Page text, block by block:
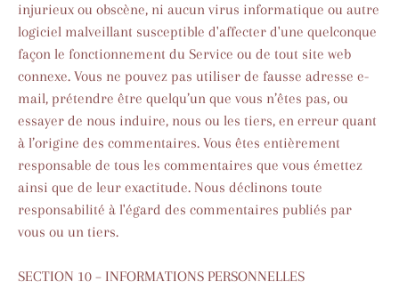
injurieux ou obscène, ni aucun virus informatique ou autre
logiciel malveillant susceptible d'affecter d'une quelconque
façon le fonctionnement du Service ou de tout site web
connexe. Vous ne pouvez pas utiliser de fausse adresse e-
mail, prétendre être quelqu’un que vous n’êtes pas, ou
essayer de nous induire, nous ou les tiers, en erreur quant
à l’origine des commentaires. Vous êtes entièrement
responsable de tous les commentaires que vous émettez
ainsi que de leur exactitude. Nous déclinons toute
responsabilité à l'égard des commentaires publiés par
vous ou un tiers.
SECTION 10 – INFORMATIONS PERSONNELLES